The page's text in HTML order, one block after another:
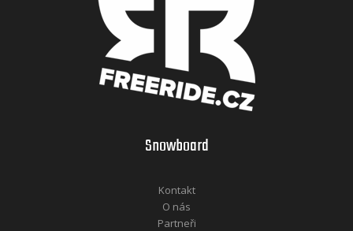
Snowboard
Kontakt
O nás
Partneři